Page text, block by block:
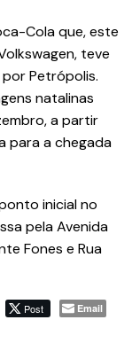
Cola que, este
teve
Petrópolis.
natalinas
a partir
para a chegada
inicial no
pela Avenida
Fones e Rua
Post Email